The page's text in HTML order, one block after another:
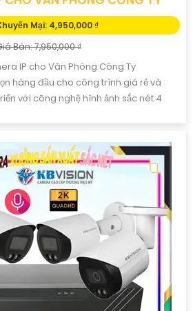
Mại: 4,950,000 ₫
Bán: 7,950,000 ₫
IP cho Văn Phòng Công Ty
hàng đầu cho công trình giá rẻ và
với công nghệ hình ảnh sắc nét 4